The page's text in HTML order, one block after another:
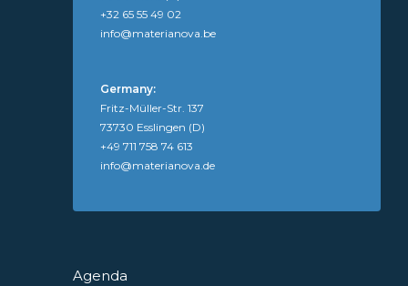
Agenda
+32 65 55 49 02
info@materianova.be
Germany:
Fritz-Müller-Str. 137
73730 Esslingen (D)
+49 711 758 74 613
info@materianova.de